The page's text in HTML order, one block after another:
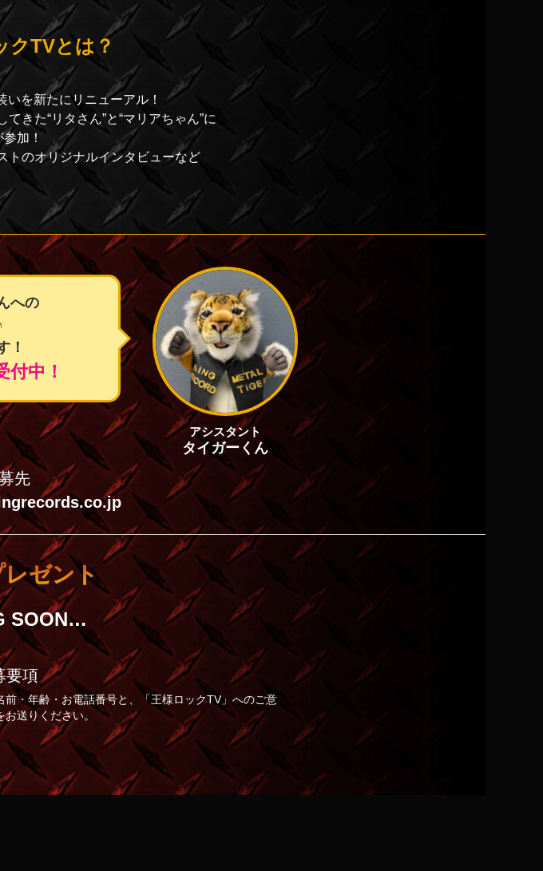
2018年 11月28日更新
2018年 12月5日更新
2018年 12月12日更新
2018年 12月19日更新
2018年 12月26日更新
2019年 1月2日更新
2019年 1月9日更新
2019年 1月16日更新
2019年 1月25日更新
2019年 1月31日更新
2019年 2月6日更新
2019年 2月15日更新
2019年 2月20日更新
2019年 2月27日更新
2019年 3月6日更新
2019年 3月14日更新
2019年 3月20日更新
クTVとは？
いを新たにリニューアル！
きた“リタさん”と“マリアちゃん”に
加！
トのオリジナルインタビューなど
アシスタント
タイガーくん
への
！
中！
先
ゼント
SOON…
要項
・年齢・お電話番号と、「王様ロックTV」へのご意
送りください。